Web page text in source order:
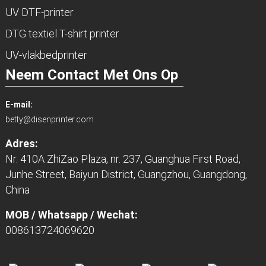
UV DTF-printer
DTG textiel T-shirt printer
UV-vlakbedprinter
Neem Contact Met Ons Op
E-mail:
betty@disenprinter.com
Adres:
Nr. 410A ZhiZao Plaza, nr. 237, Guanghua First Road,
Junhe Street, Baiyun District, Guangzhou, Guangdong,
China
MOB / Whatsapp / Wechat:
008613724069620